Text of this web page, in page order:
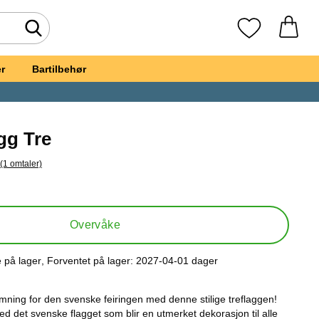
Søk Mine favoritter
Bartilbehør
Tre
alle omtaler
(1 omtaler)
Overvåke
på lager , Forventet på lager: 2027-04-01 dager
for den svenske feiringen med denne stilige treflaggen!
det svenske flagget som blir en utmerket dekorasjon til alle